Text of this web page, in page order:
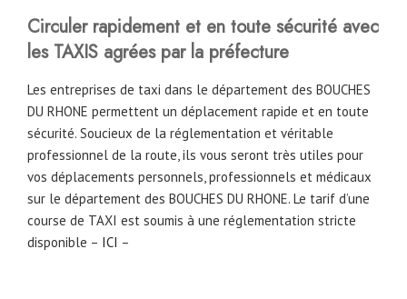
Circuler rapidement et en toute sécurité avec
les TAXIS agrées par la préfecture
Les entreprises de taxi dans le département des BOUCHES
DU RHONE permettent un déplacement rapide et en toute
sécurité. Soucieux de la réglementation et véritable
professionnel de la route, ils vous seront très utiles pour
vos déplacements personnels, professionnels et médicaux
sur le département des BOUCHES DU RHONE. Le tarif d’une
course de TAXI est soumis à une réglementation stricte
disponible – ICI –